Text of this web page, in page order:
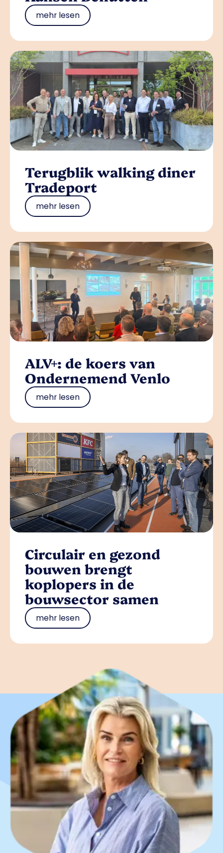
mehr lesen
Terugblik walking diner
Tradeport
mehr lesen
ALV+: de koers van
Ondernemend Venlo
mehr lesen
Circulair en gezond
bouwen brengt
koplopers in de
bouwsector samen
mehr lesen